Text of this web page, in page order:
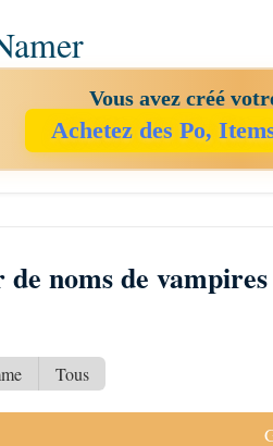
Vous avez créé
Achetez des Po,
noms de vampires
Tous